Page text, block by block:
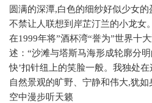
圆满的深潭,白色的细纱好似少女的
不禁让人联想到岸芷汀兰的小龙女
在1999年将”酒杯湾“誉为”世界十
述：“沙滩与塔斯马海形成轮廓分
快’扣针纽上的笑脸一般。我独处
自然景观的旷野、宁静和伟大,犹如
空中漫步听天籁